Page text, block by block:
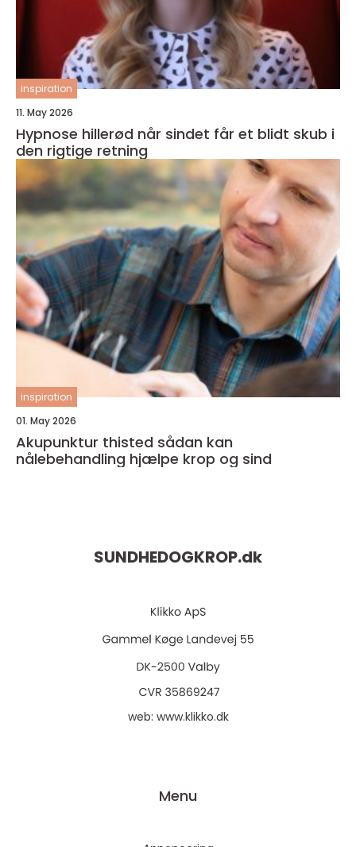
inspiration
11. May 2026
Hypnose hillerød når sindet får et blidt skub i
den rigtige retning
inspiration
01. May 2026
Akupunktur thisted sådan kan
nålebehandling hjælpe krop og sind
SUNDHEDOGKROP.dk
web: www.klikko.dk
Menu